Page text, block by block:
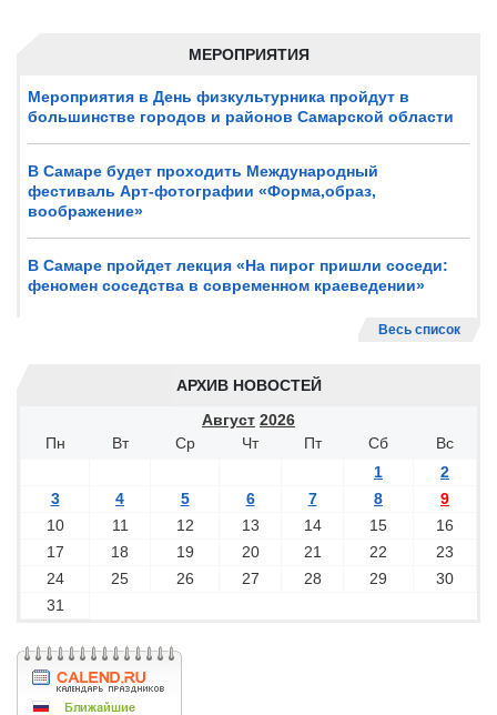
МЕРОПРИЯТИЯ
Мероприятия в День физкультурника пройдут в
большинстве городов и районов Самарской области
В Самаре будет проходить Международный
фестиваль Арт-фотографии «Форма,образ,
воображение»
В Самаре пройдет лекция «На пирог пришли соседи:
феномен соседства в современном краеведении»
Весь список
АРХИВ НОВОСТЕЙ
Август 2026
Пн
Вт Ср Чт Пт Сб
Вс
1
2
3
4 5 6 7 8
9
10
11 12 13 14 15
16
17
18 19 20 21 22
23
24
25 26 27 28 29
30
31